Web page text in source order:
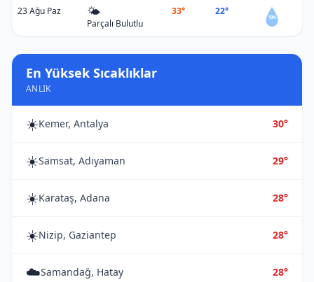
23 Ağu Paz 🌤️
Parçalı Bulutlu
33° 22°
10%
En Yüksek Sıcaklıklar
ANLIK
☀️Kemer, Antalya 30°
☀️Samsat, Adıyaman 29°
☀️Karataş, Adana 28°
☀️Nizip, Gaziantep 28°
☁️Samandağ, Hatay 28°